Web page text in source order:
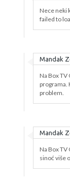
Nece neki
failed to
Mandak
Na Box
programa.
problem.
Mandak
Na Box
sinoć više